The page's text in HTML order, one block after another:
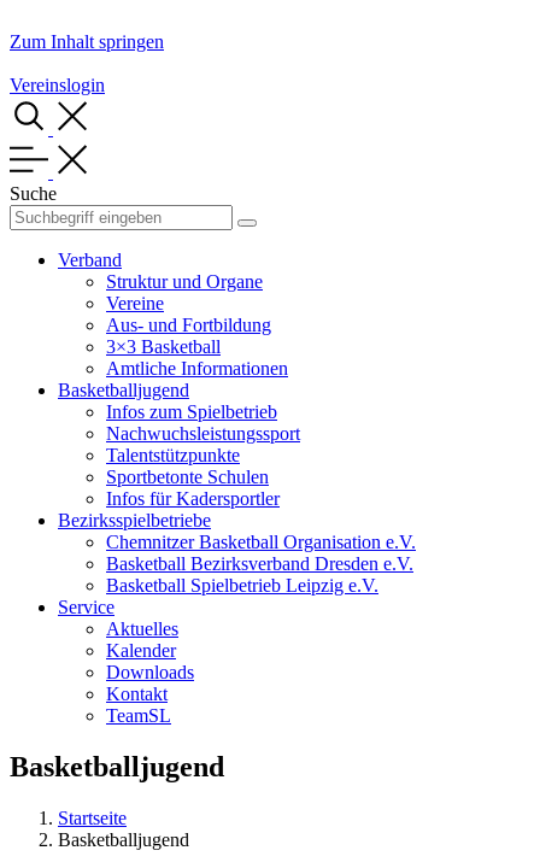
Zum Inhalt springen
Vereinslogin
Suche
Verband
Struktur und Organe
Vereine
Aus- und Fortbildung
3×3 Basketball
Amtliche Informationen
Basketballjugend
Infos zum Spielbetrieb
Nachwuchsleistungssport
Talentstützpunkte
Sportbetonte Schulen
Infos für Kadersportler
Bezirksspielbetriebe
Chemnitzer Basketball Organisation e.V.
Basketball Bezirksverband Dresden e.V.
Basketball Spielbetrieb Leipzig e.V.
Service
Aktuelles
Kalender
Downloads
Kontakt
TeamSL
Basketballjugend
Startseite
Basketballjugend